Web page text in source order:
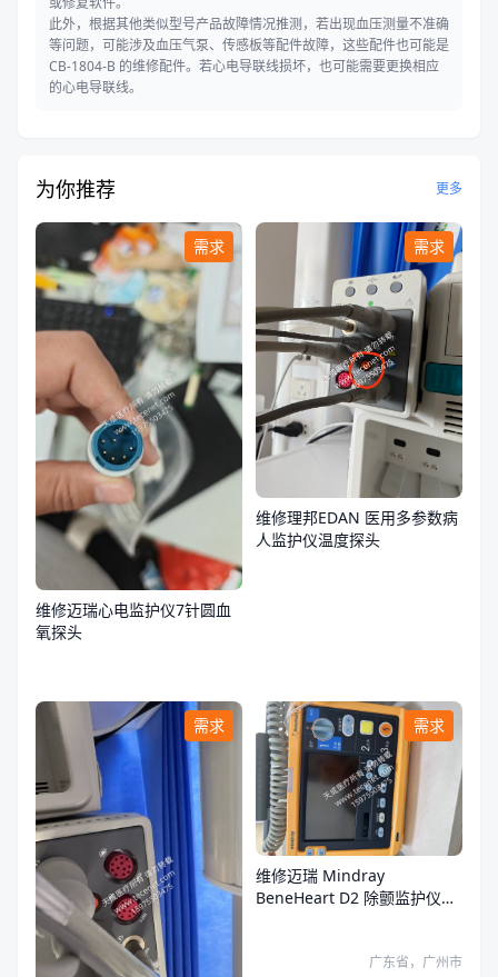
此外，根据其他类似型号产品故障情况推测，若出现血压测量不准确
等问题，可能涉及血压气泵、传感板等配件故障，这些配件也可能是
CB-1804-B 的维修配件。若心电导联线损坏，也可能需要更换相应
的心电导联线。
为你推荐 更多
需求
维修迈瑞心电监护仪7针圆血
氧探头
需求
维修理邦EDAN 医用多参数病
人监护仪温度探头
需求 需求
维修迈瑞 Mindray
BeneHeart D2 除颤监护仪故
广东省，广州市